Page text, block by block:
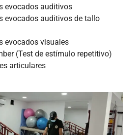
evocados auditivos
evocados auditivos de tallo
evocados visuales
(Test de estímulo repetitivo)
articulares